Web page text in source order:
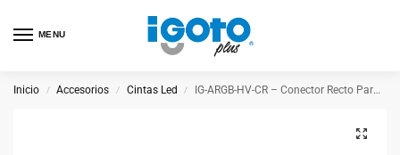
MENU
Inicio / Accesorios / Cintas Led / IG-ARGB-HV-CR – Conector Recto Para Cinta Argb Hv